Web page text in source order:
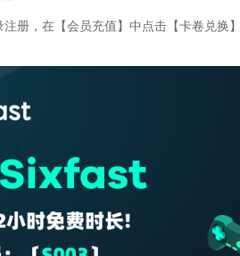
册，在【会员充值】中点击【卡卷兑换